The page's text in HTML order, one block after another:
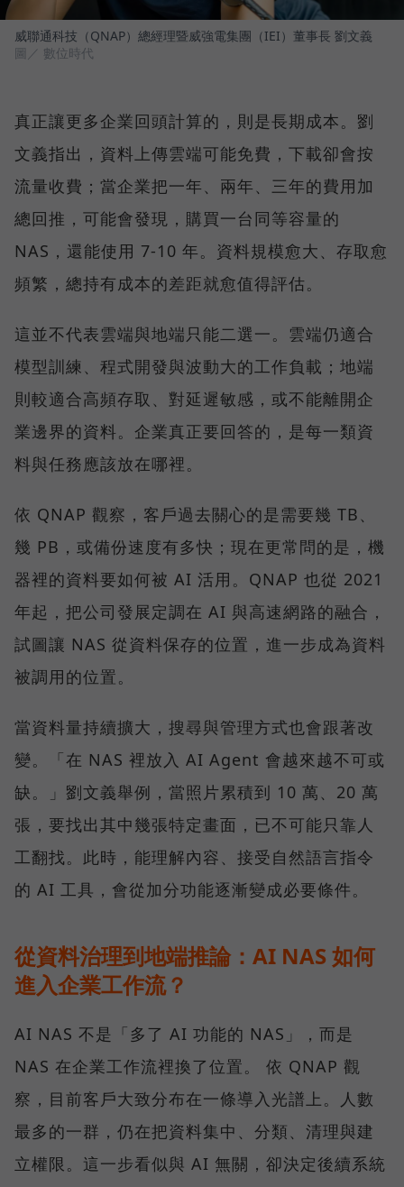
威聯通科技（QNAP）總經理暨威強電集團（IEI）董事長 劉文義
圖／ 數位時代
真正讓更多企業回頭計算的，則是長期成本。劉
文義指出，資料上傳雲端可能免費，下載卻會按
流量收費；當企業把一年、兩年、三年的費用加
總回推，可能會發現，購買一台同等容量的
NAS，還能使用 7-10 年。資料規模愈大、存取愈
頻繁，總持有成本的差距就愈值得評估。
這並不代表雲端與地端只能二選一。雲端仍適合
模型訓練、程式開發與波動大的工作負載；地端
則較適合高頻存取、對延遲敏感，或不能離開企
業邊界的資料。企業真正要回答的，是每一類資
料與任務應該放在哪裡。
依 QNAP 觀察，客戶過去關心的是需要幾 TB、
幾 PB，或備份速度有多快；現在更常問的是，機
器裡的資料要如何被 AI 活用。QNAP 也從 2021
年起，把公司發展定調在 AI 與高速網路的融合，
試圖讓 NAS 從資料保存的位置，進一步成為資料
被調用的位置。
當資料量持續擴大，搜尋與管理方式也會跟著改
變。「在 NAS 裡放入 AI Agent 會越來越不可或
缺。」劉文義舉例，當照片累積到 10 萬、20 萬
張，要找出其中幾張特定畫面，已不可能只靠人
工翻找。此時，能理解內容、接受自然語言指令
的 AI 工具，會從加分功能逐漸變成必要條件。
從資料治理到地端推論：AI NAS 如何
進入企業工作流？
AI NAS 不是「多了 AI 功能的 NAS」，而是
NAS 在企業工作流裡換了位置。 依 QNAP 觀
察，目前客戶大致分布在一條導入光譜上。人數
最多的一群，仍在把資料集中、分類、清理與建
立權限。這一步看似與 AI 無關，卻決定後續系統